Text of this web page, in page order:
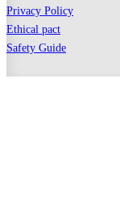
Privacy Policy
Ethical pact
Safety Guide